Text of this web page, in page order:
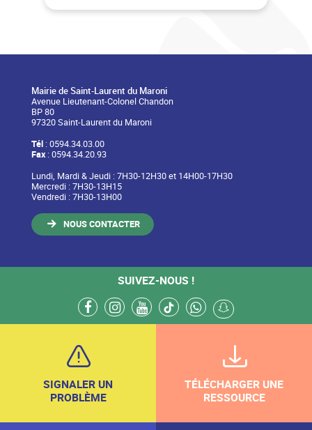
Mairie de Saint-Laurent du Maroni
Avenue Lieutenant-Colonel Chandon
BP 80
97320 Saint-Laurent du Maroni
Tél: 0594.34.03.00
Fax: 0594.34.20.93
Lundi, Mardi & Jeudi : 7H30-12H30 et 14H00-17H30
Mercredi : 7H30-13H15
Vendredi : 7H30-13H00
NOUS CONTACTER
SUIVEZ-NOUS !
facebookinstagram
youtube
tiktokwhatsappsnapchat
SIGNALER UN
PROBLÈME
TÉLÉCHARGER UNE
RESSOURCE